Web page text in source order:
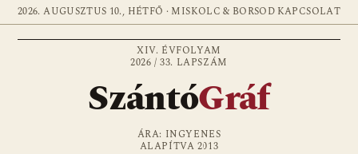
2026. AUGUSZTUS 10., HÉTFŐ · MISKOLC & BORSOD KAPCSOLAT
XIV. ÉVFOLYAM
2026 / 33. LAPSZÁM
SzántóGráf
ÁRA: INGYENES
ALAPÍTVA 2013